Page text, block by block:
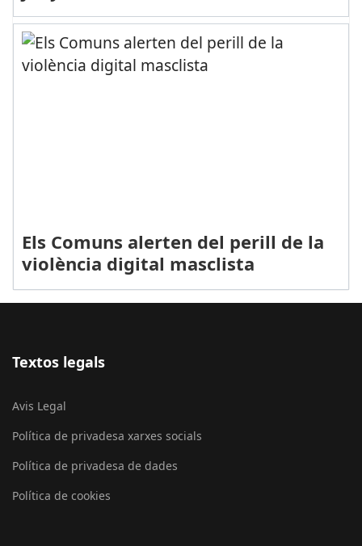
Els Comuns alerten del perill de la
violència digital masclista
Textos legals
Avis Legal
Política de privadesa xarxes socials
Política de privadesa de dades
Política de cookies